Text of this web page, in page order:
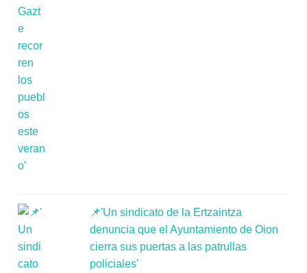
📌'Un sindicato de la Ertzaintza
denuncia que el Ayuntamiento de Oion
cierra sus puertas a las patrullas
policiales'